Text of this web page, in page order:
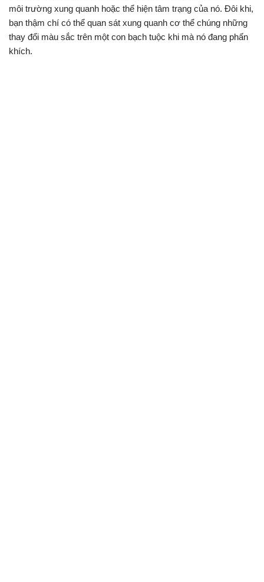
môi trường xung quanh hoặc thể hiện tâm trạng của nó. Đôi khi,
bạn thậm chí có thể quan sát xung quanh cơ thể chúng những
thay đổi màu sắc trên một con bạch tuộc khi mà nó đang phấn
khích.